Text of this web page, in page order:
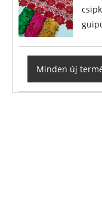
Minden új